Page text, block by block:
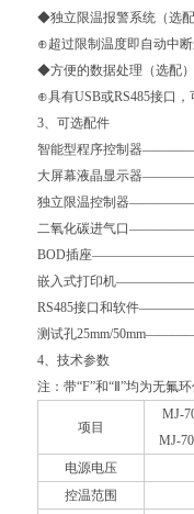
◆独立限温报警系统（选
⊕超过限制温度即自动中
◆方便的数据处理（选配）
⊕具有USB或RS485接口
3、可选配件
智能型程序控制器
大屏幕液晶显示器
独立限温控制器
二氧化碳进气口
BOD插座
嵌入式打印机
RS485接口和软件
测试孔25mm/
4、技术参数
注：带“F”和“Ⅱ”均为无氟
项目
MJ-
MJ-
电源电压
控温范围